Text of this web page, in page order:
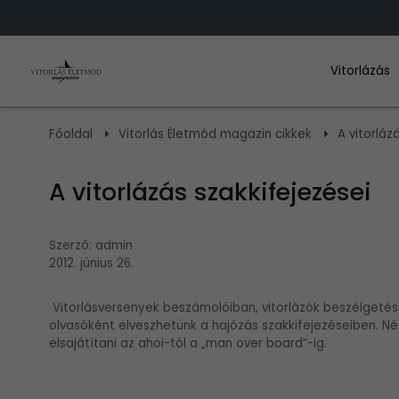
Vitorlázás
Főoldal Vitorlás Életmód magazin cikkek A
A vitorlázás szakkifejezései
Szerző: admin
2012. június 26.
Vitorlásversenyek beszámolóiban, vitorlázók
olvasóként elveszhetünk a hajózás szakkifejezéseiben.
elsajátítani az ahoi-tól a „man over board”-ig.